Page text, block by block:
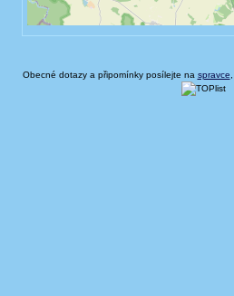
Obecné dotazy a připomínky posílejte na spravce